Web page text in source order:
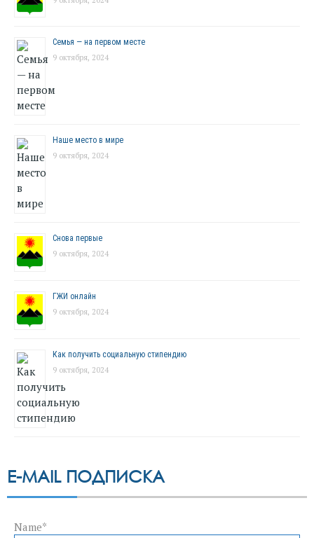
Семья — на первом месте
9 октября, 2024
Наше место в мире
9 октября, 2024
Снова первые
9 октября, 2024
ГЖИ онлайн
9 октября, 2024
Как получить социальную стипендию
9 октября, 2024
E-MAIL ПОДПИСКА
Name*